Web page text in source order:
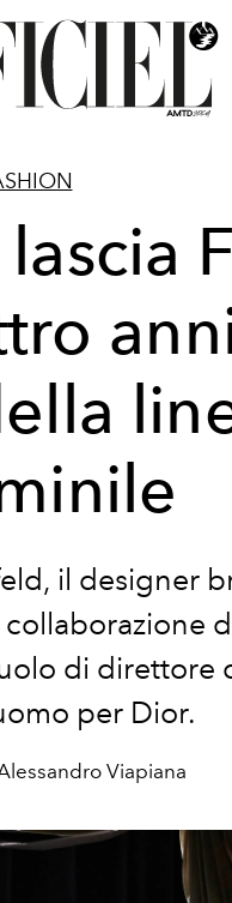
il designer
di direttore
per Dior.
Viapiana